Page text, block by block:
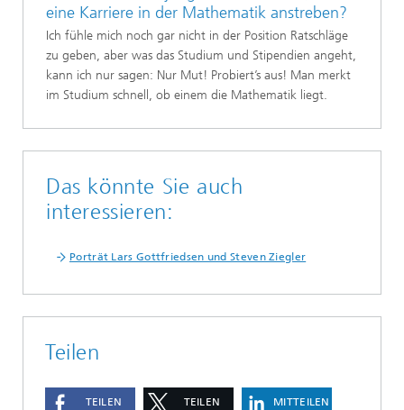
eine Karriere in der Mathematik anstreben?
Ich fühle mich noch gar nicht in der Position Ratschläge
zu geben, aber was das Studium und Stipendien angeht,
kann ich nur sagen: Nur Mut! Probiert’s aus! Man merkt
im Studium schnell, ob einem die Mathematik liegt.
Das könnte Sie auch
interessieren:
Porträt Lars Gottfriedsen und Steven Ziegler
Teilen
TEILEN TEILEN MITTEILEN